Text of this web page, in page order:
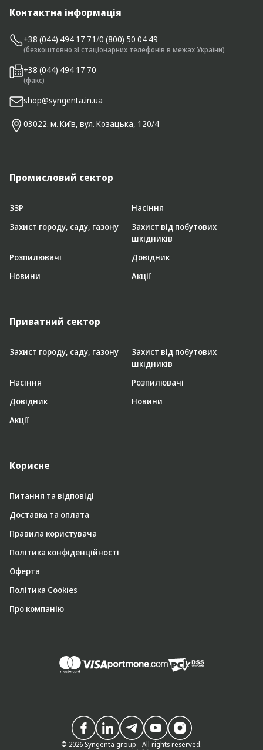
Контактна інформація
+38 (044) 494 17 71/0 (800) 50 04 49
(безкоштовно зі стаціонарних телефонів в межах України)
+38 (044) 494 17 70
(факс)
shop@syngenta.in.ua
03022. м. Київ, вул. Козацька, 120/4
Промисловий сектор
ЗЗР
Насіння
Захист городу, саду, газону
Захист від побутових
шкідників
Розпилювачі
Довідник
Новини
Акції
Приватний сектор
Захист городу, саду, газону
Захист від побутових
шкідників
Насіння
Розпилювачі
Довідник
Новини
Акції
Корисне
Питання та відповіді
Доставка та оплата
Правила користувача
Політика конфіденційності
Оферта
Політика Cookies
Про компанію
© 2026 Syngenta group - All rights reserved.